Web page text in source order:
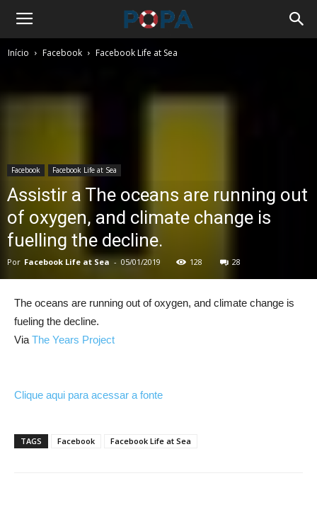
Início Facebook Facebook Life at Sea
Facebook Facebook Life at Sea
Assistir a The oceans are running out
of oxygen, and climate change is
fuelling the decline.
Por Facebook Life at Sea - 05/01/2019 128 28
The oceans are running out of oxygen, and climate change is
fueling the decline.
Via The Years Project
Clique aqui para acessar a fonte
TAGS Facebook Facebook Life at Sea